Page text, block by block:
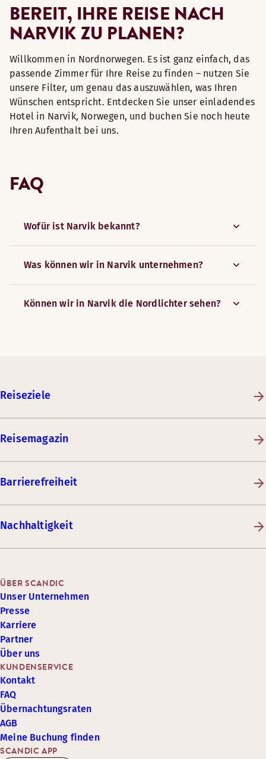
BEREIT, IHRE REISE NACH
NARVIK ZU PLANEN?
Willkommen in Nordnorwegen. Es ist ganz einfach, das
passende Zimmer für Ihre Reise zu finden – nutzen Sie
unsere Filter, um genau das auszuwählen, was Ihren
Wünschen entspricht. Entdecken Sie unser einladendes
Hotel in Narvik, Norwegen, und buchen Sie noch heute
Ihren Aufenthalt bei uns.
FAQ
Wofür ist Narvik bekannt?
Was können wir in Narvik unternehmen?
Können wir in Narvik die Nordlichter sehen?
Reiseziele
Reisemagazin
Barrierefreiheit
Nachhaltigkeit
SCANDIC APP
KUNDENSERVICE
Kontakt
FAQ
Übernachtungsraten
AGB
Meine Buchung finden
ÜBER SCANDIC
Unser Unternehmen
Presse
Karriere
Partner
Über uns